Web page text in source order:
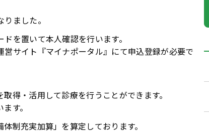
ました。
を置いて本人確認を行います。
サイト『マイナポータル』にて申込登録が必要で
得・活用して診療を行うことができます。
す。
制充実加算」を算定しております。